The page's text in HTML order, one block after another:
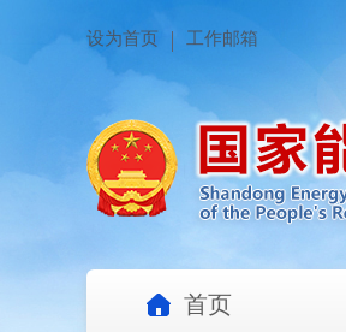
设为首页 工作邮箱
首页